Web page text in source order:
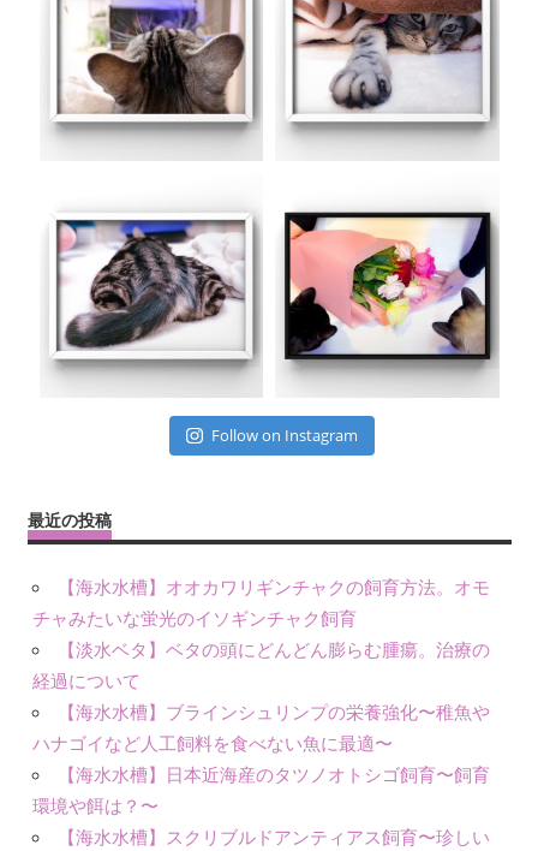
Follow on Instagram
最近の投稿
【海水水槽】オオカワリギンチャクの飼育方法。オモ
チャみたいな蛍光のイソギンチャク飼育
【淡水ベタ】ベタの頭にどんどん膨らむ腫瘍。治療の
経過について
【海水水槽】ブラインシュリンプの栄養強化〜稚魚や
ハナゴイなど人工飼料を食べない魚に最適〜
【海水水槽】日本近海産のタツノオトシゴ飼育〜飼育
環境や餌は？〜
【海水水槽】スクリブルドアンティアス飼育〜珍しい